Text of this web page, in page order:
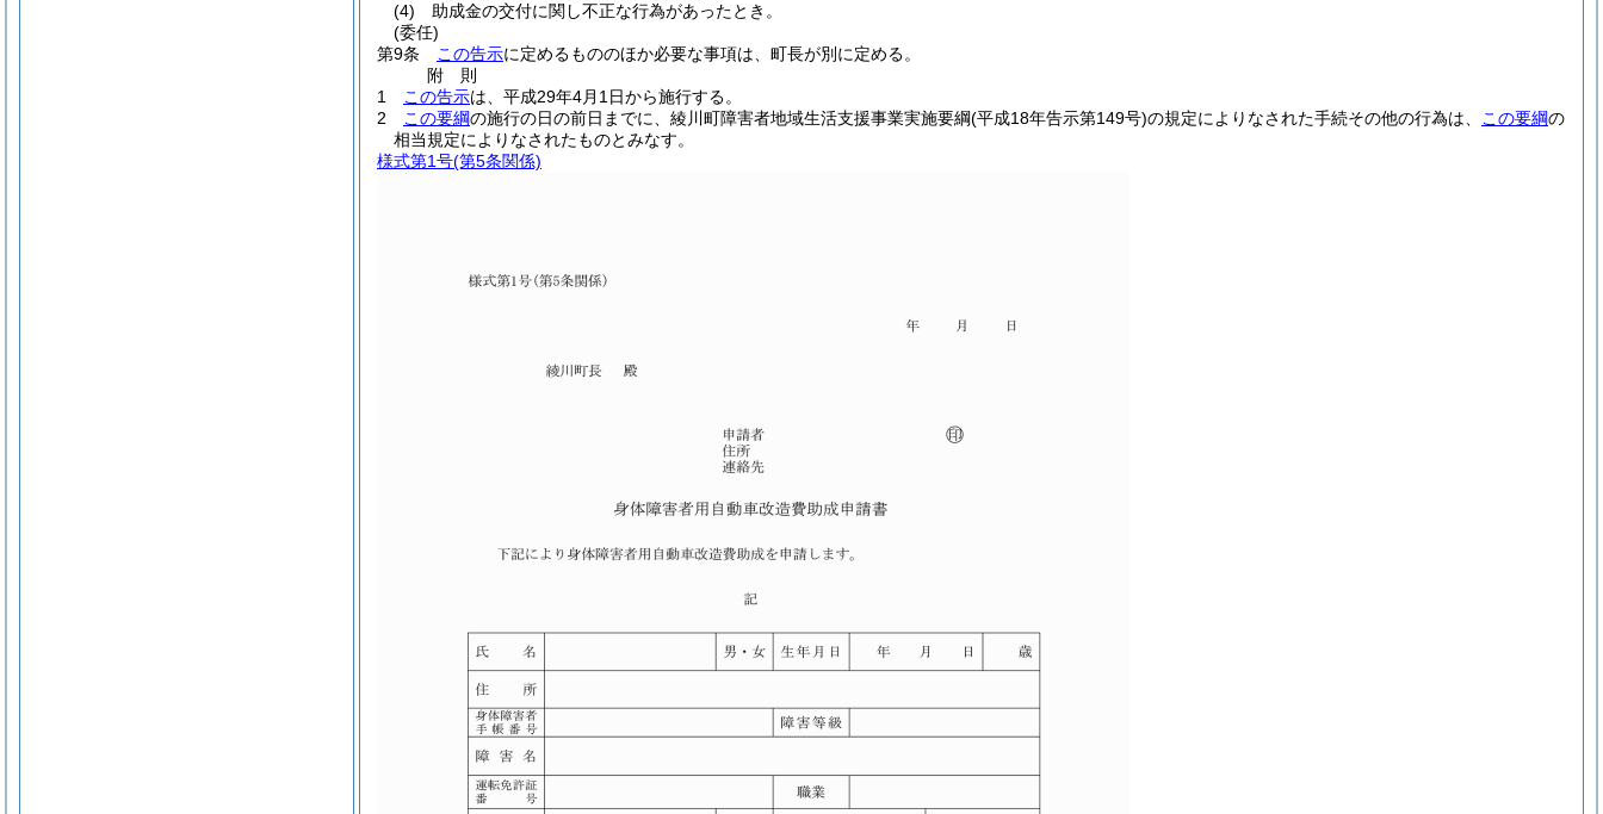
(4)
助成金の交付に関し不正な行為があったとき。
(委任)
第9条
この告示に定めるもののほか必要な事項は、町長が別に定める。
附 則
1
この告示は、平成29年4月1日から施行する。
2
この要綱の施行の日の前日までに、綾川町障害者地域生活支援事業実施要綱(平成18年告示第149号)の規定によりなされた手続その他の行為は、 この要綱の
相当規定によりなされたものとみなす。
様式第1号(第5条関係)